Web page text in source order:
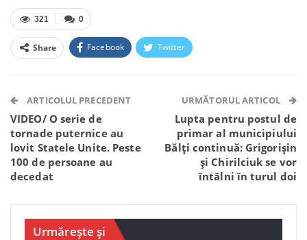
0
321
Share Facebook Twitter
Telegram WhatsApp Viber
ARTICOLUL PRECEDENT
VIDEO/ O serie de
tornade puternice au
lovit Statele Unite. Peste
100 de persoane au
decedat
URMĂTORUL ARTICOL
Lupta pentru postul de
primar al municipiului
Bălți continuă: Grigorișin
și Chirilciuk se vor
întâlni în turul doi
Urmărește și